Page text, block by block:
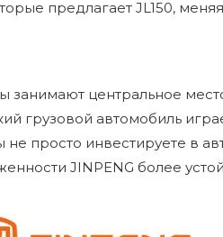
предлагает JL150,
центральное
грузовой автомобиль
просто инвестируете в
JINPENG более